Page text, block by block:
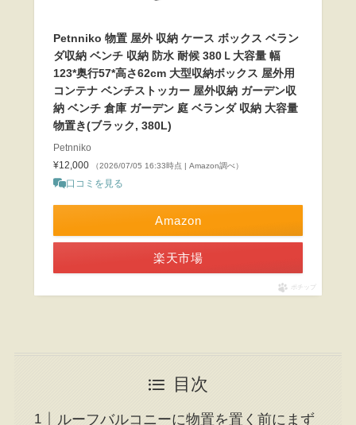
Petnniko 物置 屋外 収納 ケース ボックス ベラン
ダ収納 ベンチ 収納 防水 耐候 380Ｌ大容量 幅
123*奥行57*高さ62cm 大型収納ボックス 屋外用
コンテナ ベンチストッカー 屋外収納 ガーデン収
納 ベンチ 倉庫 ガーデン 庭 ベランダ 収納 大容量
物置き(ブラック, 380L)
Petnniko
¥12,000
（2026/07/05 16:33時点 | Amazon調べ）
口コミを見る
Amazon
楽天市場
ポチップ
目次
ルーフバルコニーに物置を置く前にまず